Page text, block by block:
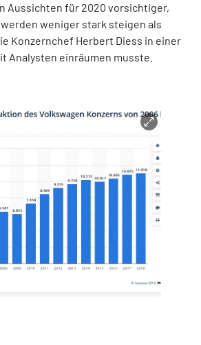
Aussichten für 2020 vorsichtiger,
weniger stark steigen als
Konzernchef Herbert Diess in einer
Analysten einräumen musste.